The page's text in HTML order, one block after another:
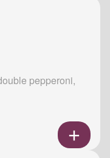
pepperoni,